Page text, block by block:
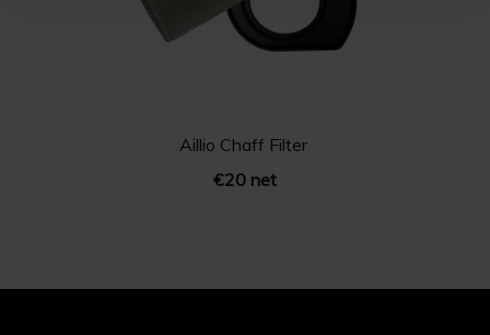
Aillio Chaff Filter
€20 net